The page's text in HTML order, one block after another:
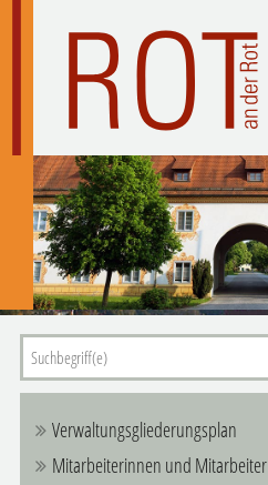
Verwaltungsgliederungsplan
Mitarbeiterinnen und Mitarbeiter